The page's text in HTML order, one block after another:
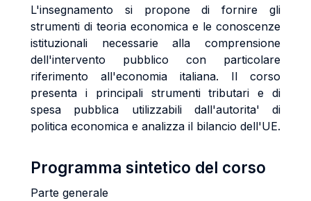
L'insegnamento si propone di fornire gli
strumenti di teoria economica e le conoscenze
istituzionali necessarie alla comprensione
dell'intervento pubblico con particolare
riferimento all'economia italiana. Il corso
presenta i principali strumenti tributari e di
spesa pubblica utilizzabili dall'autorita' di
politica economica e analizza il bilancio dell'UE.
Programma sintetico del corso
Parte generale